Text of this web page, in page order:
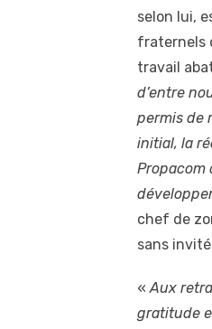
selon lui,
fraternels
travail
d’entre
permis de
initial, la
Propacom
chef de
sans
«Aux
gratitude